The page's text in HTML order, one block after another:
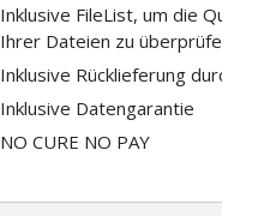
Inklusive FileList, um die
Ihrer Dateien zu überprüfen.
Inklusive Rücklieferung durch
Inklusive Datengarantie
NO CURE NO PAY